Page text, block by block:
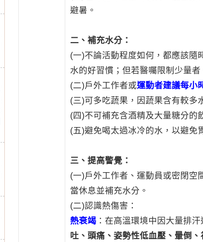
避暑。
二、補充水分：
(一)不論活動程度如何，都應該隨
水的好習慣；但若醫囑限制少量
(二)戶外工作者或運動者建議每小
(三)可多吃蔬果，因蔬果含有較多
(四)不可補充含酒精及大量糖分的
(五)避免喝太過冰冷的水，以避免
三、提高警覺：
(一)戶外工作者、運動員或密閉空
當休息並補充水分。
(二)認識熱傷害：
熱衰竭：在高溫環境中因大量排
吐、頭痛、姿勢性低血壓、暈倒、